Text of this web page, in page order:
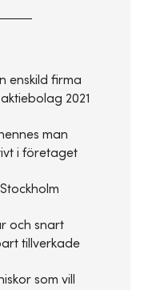
enskild firma
2021
man
i företaget
och snart
tillverkade
som vill